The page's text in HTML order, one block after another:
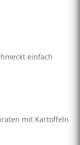
einfach
mit Kartoffeln